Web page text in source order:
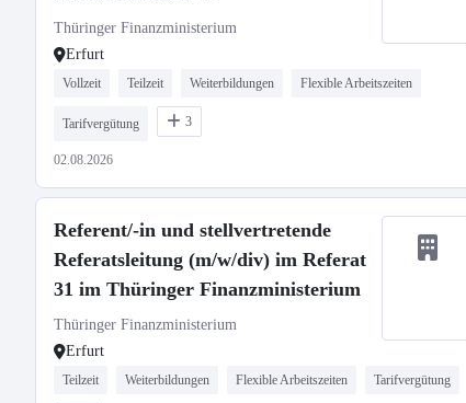
Ministerpräsidentin, Presse und
Grundsatz“ im Thüringer
Finanzministerium
Thüringer Finanzministerium
Erfurt
Vollzeit Teilzeit Weiterbildungen Flexible Arbeitszeiten
Tarifvergütung 3
02.08.2026
Referent/-in und stellvertretende
Referatsleitung (m/w/div) im Referat
31 im Thüringer Finanzministerium
Thüringer Finanzministerium
Erfurt
Teilzeit Weiterbildungen Flexible Arbeitszeiten Tarifvergütung